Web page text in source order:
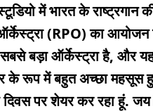
में भारत के राष्ट्रगान
(RPO) का
सबसे बड़ा ऑर्केस्ट्रा है, और
के रूप में बहुत अच्छा महसूस
पर शेयर कर रहा हूं.